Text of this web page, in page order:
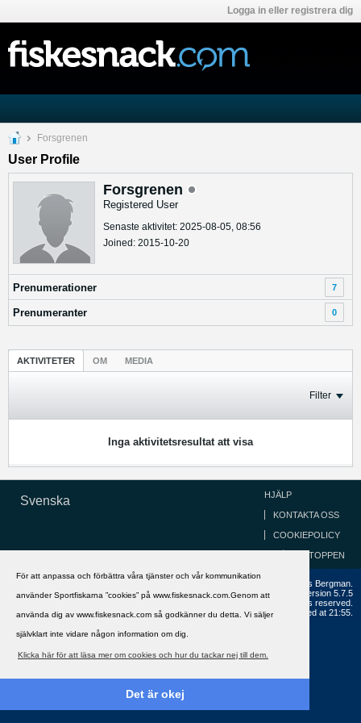
För att anpassa och förbättra våra tjänster och vår kommunikation
använder Sportfiskarna ”cookies” på www.fiskesnack.com.Genom att
använda dig av www.fiskesnack.com så godkänner du detta. Vi säljer
självklart inte vidare någon information om dig.
Klicka här för att läsa mer om cookies och hur du tackar nej till dem.
Det är okej
Logga in eller registrera dig
Forsgrenen
User Profile
Forsgrenen
Registered User
Senaste aktivitet: 2025-08-05, 08:56
Joined: 2015-10-20
Prenumerationer 7
Prenumeranter 0
AKTIVITETER OM MEDIA
Filter
Inga aktivitetsresultat att visa
Svenska HJÄLP
KONTAKTA OSS
COOKIEPOLICY
GÅ TILL TOPPEN
Copyright ©2002 - 2021, FiskeSnack.com. Grundad 2002 av Anders Bergman.
Powered byvBulletin®
Version 5.7.5
Copyright © 2026 MH Sub I, LLC dba vBulletin. All rights reserved.
All times are GMT+1. This page was generated at 21:55.